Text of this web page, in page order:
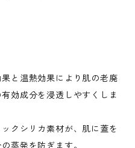
と温熱効果により肌の老廃
効成分を浸透しやすくしま
クシリカ素材が、肌に蓋を
蒸発を防ぎます。